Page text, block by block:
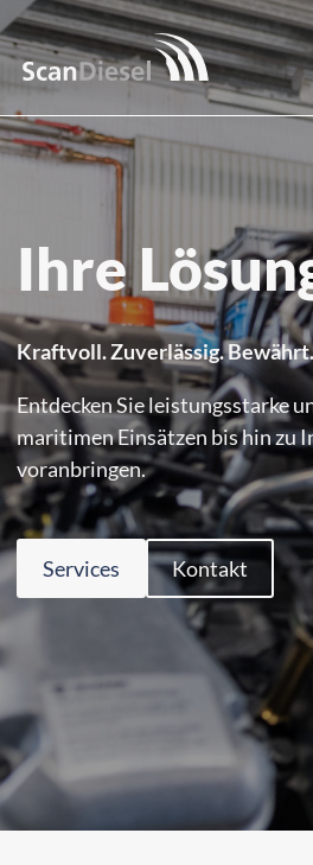
Ihre
Kraftvoll. Zuverlässig. Bewährt.
Entdecken Sie leistungsstarke
maritimen Einsätzen bis hin zu
voranbringen.
Services Kontakt